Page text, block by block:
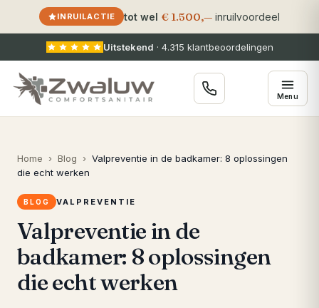
INRUILACTIE tot wel € 1.500,— inruilvoordeel
Uitstekend · 4.315 klantbeoordelingen
Menu
Home › Blog › Valpreventie in de badkamer: 8 oplossingen
die echt werken
BLOG VALPREVENTIE
Valpreventie in de
badkamer: 8 oplossingen
die echt werken